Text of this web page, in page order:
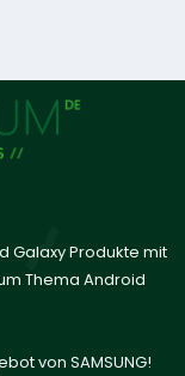
Galaxy Produkte mit
Thema Android
von SAMSUNG!